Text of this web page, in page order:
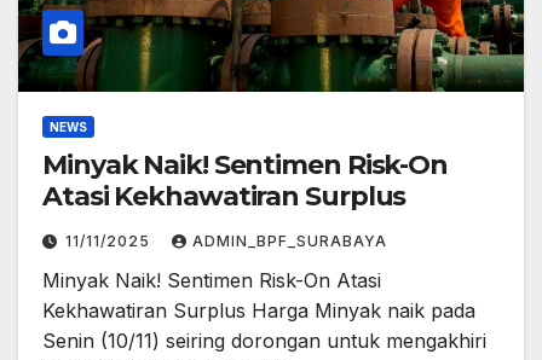
NEWS
Minyak Naik! Sentimen Risk-On
Atasi Kekhawatiran Surplus
11/11/2025 ADMIN_BPF_SURABAYA
Minyak Naik! Sentimen Risk-On Atasi
Kekhawatiran Surplus Harga Minyak naik pada
Senin (10/11) seiring dorongan untuk mengakhiri